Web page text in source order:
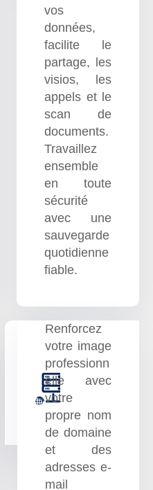
vos
données,
facilite le
partage, les
visios, les
appels et le
scan de
documents.
Travaillez
ensemble
en toute
sécurité
avec une
sauvegarde
quotidienne
fiable.
mails
Renforcez
votre image
professionn
elle avec
votre
propre nom
de domaine
et des
adresses e-
mail